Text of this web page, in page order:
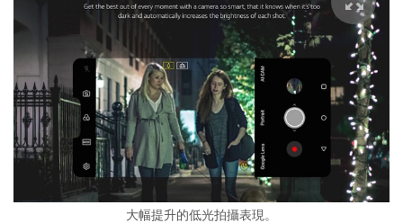
大幅提升的低光拍攝表現。